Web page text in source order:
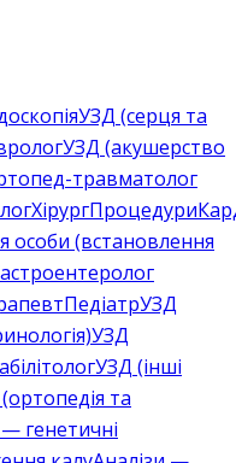
УЗД (серця та
УЗД (акушерство
травматолог
ХірургПроцедури
особи (встановлення
ПедіатрУЗД
УЗД
УЗД (інші
та
генетичні